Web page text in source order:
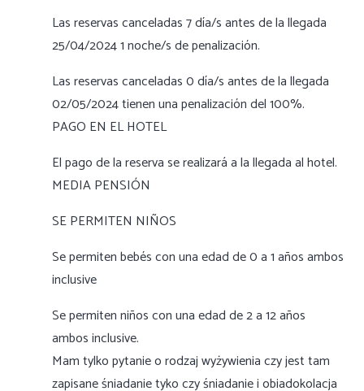
Las reservas canceladas 7 día/s antes de la llegada
25/04/2024 1 noche/s de penalización.
Las reservas canceladas 0 día/s antes de la llegada
02/05/2024 tienen una penalización del 100%.
PAGO EN EL HOTEL
El pago de la reserva se realizará a la llegada al hotel.
MEDIA PENSIÓN
SE PERMITEN NIÑOS
Se permiten bebés con una edad de 0 a 1 años ambos
inclusive
Se permiten niños con una edad de 2 a 12 años
ambos inclusive.
Mam tylko pytanie o rodzaj wyżywienia czy jest tam
zapisane śniadanie tyko czy śniadanie i obiadokolacja